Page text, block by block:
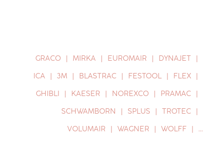
GRACO MIRKA EUROMAIR
DYNAJET
ICA
3M BLASTRAC FESTOOL
FLEX
GHIBLI
KAESER NOREXCO
PRAMAC
SCHWAMBORN
SPLUS
TROTEC
VOLUMAIR
WAGNER WOLFF …